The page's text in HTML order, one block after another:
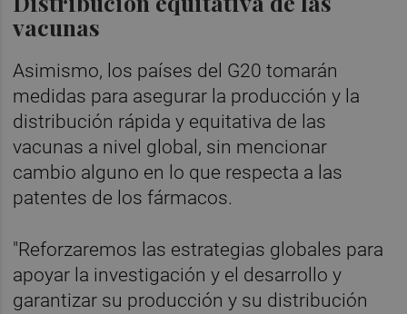
vacunas
Asimismo, los países del G20 tomarán
medidas para asegurar la producción y la
distribución rápida y equitativa de las
vacunas a nivel global, sin mencionar
cambio alguno en lo que respecta a las
patentes de los fármacos.
"Reforzaremos las estrategias globales para
apoyar la investigación y el desarrollo y
garantizar su producción y su distribución